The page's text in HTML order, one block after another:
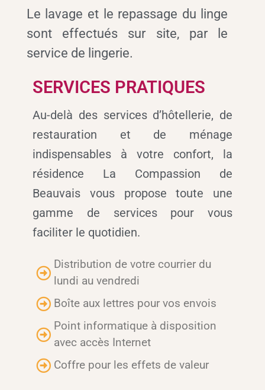
Le lavage et le repassage du linge
sont effectués sur site, par le
service de lingerie.
SERVICES PRATIQUES
Au-delà des services d’hôtellerie, de
restauration et de ménage
indispensables à votre confort, la
résidence La Compassion de
Beauvais vous propose toute une
gamme de services pour vous
faciliter le quotidien.
Distribution de votre courrier du
lundi au vendredi
Boîte aux lettres pour vos envois
Point informatique à disposition
avec accès Internet
Coffre pour les effets de valeur